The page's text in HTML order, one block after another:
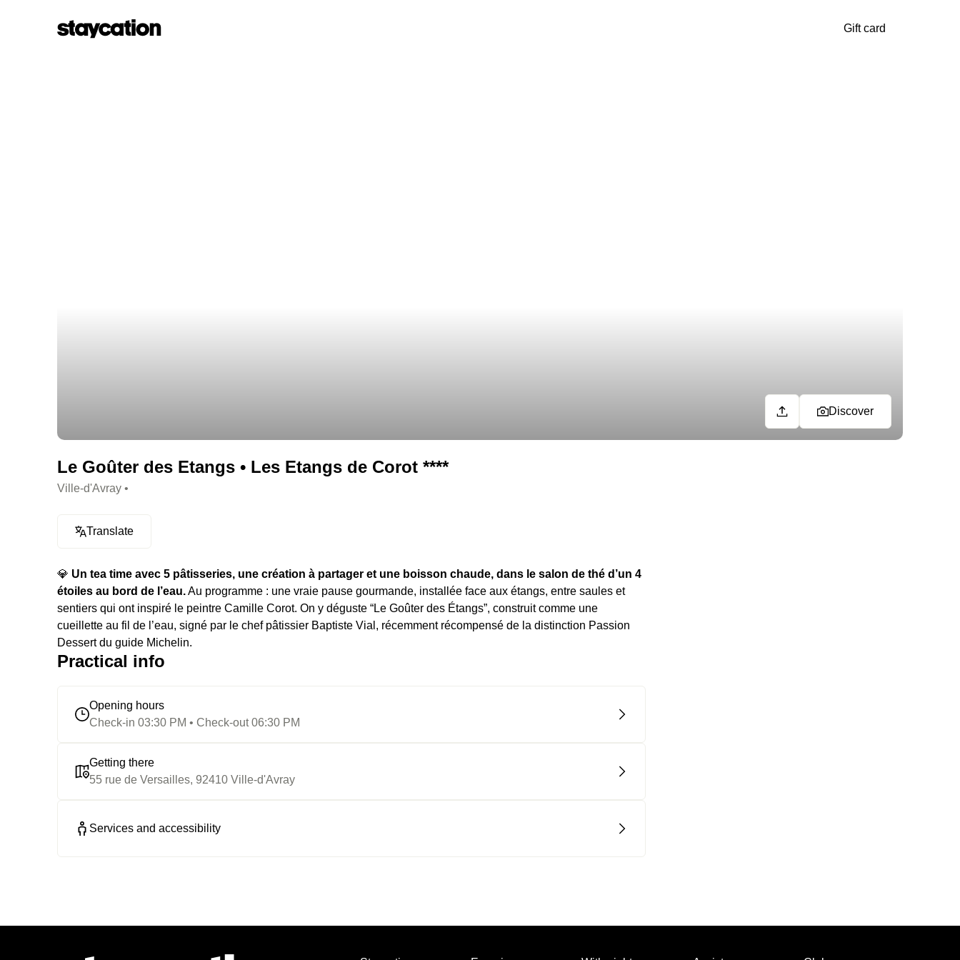
Gift card
Discover
Le Goûter des Etangs • Les Etangs de Corot ****
Ville-d'Avray •
Translate
💎 Un tea time avec 5 pâtisseries, une création à partager et une boisson chaude, dans le salon de thé d’un 4
étoiles au bord de l’eau.Au programme : une vraie pause gourmande, installée face aux étangs, entre saules et
sentiers qui ont inspiré le peintre Camille Corot. On y déguste “Le Goûter des Étangs”, construit comme une
cueillette au fil de l’eau, signé par le chef pâtissier Baptiste Vial, récemment récompensé de la distinction Passion
Dessert du guide Michelin.
Practical info
Opening hours
Check-in 03:30 PM • Check-out 06:30 PM
Getting there
55 rue de Versailles, 92410 Ville-d'Avray
Services and accessibility